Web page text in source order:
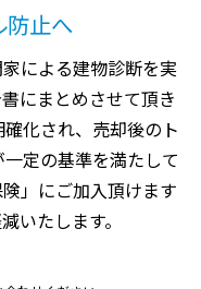
防止へ
による建物診断を実
にまとめさせて頂き
化され、売却後のト
定の基準を満たして
」にご加入頂けます
いたします。